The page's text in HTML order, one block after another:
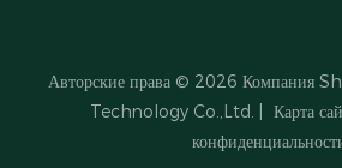
Авторские права © 2026 Компания
Technology Co.,Ltd.
Карта